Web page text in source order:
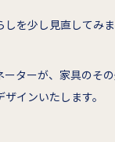
を少し見直してみま
ーターが、家具のそ
インいたします。